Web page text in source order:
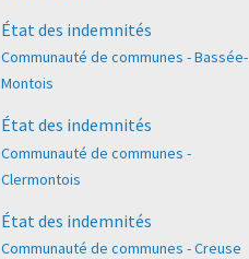
État des indemnités
Communauté de communes - Bassée-
Montois
État des indemnités
Communauté de communes -
Clermontois
État des indemnités
Communauté de communes - Creuse